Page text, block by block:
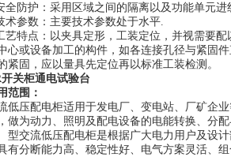
全防护：采用区域之间的隔离以及功能单元
术参数：主要技术参数处于水平.
艺特点：以夹具定形，工装定位，并视需要
心或设备加工的构件，如各连接孔径与紧固
紧固，应以量具先定位再以标准工装检测。
关柜通电试验台
范围：
低压配电柜适用于发电厂、变电站、厂矿企
做为动力、照明及配电设备的电能转换、分配
交流低压配电柜是根据广大电力用户及设计
有分断能力高、稳定性好、电气方案灵活、